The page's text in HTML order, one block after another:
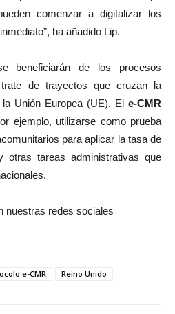
comenzar a digitalizar los
ha añadido Lip.
beneficiarán de los procesos
de trayectos que cruzan la
Unión Europea (UE). El e-CMR
ejemplo, utilizarse como prueba
para aplicar la tasa de
otras tareas administrativas que
nuestras redes sociales
e-CMR Reino Unido